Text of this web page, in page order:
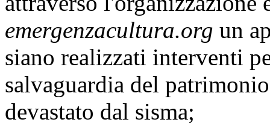
emergenzacultura.org un
siano realizzati interventi
salvaguardia del
devastato dal sisma;